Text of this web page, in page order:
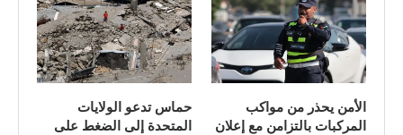
الأمن يحذر من مواكب
المركبات بالتزامن مع إعلان
حماس تدعو الولايات
المتحدة إلى الضغط على